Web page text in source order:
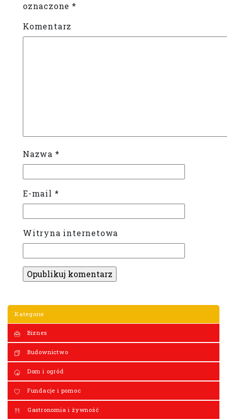
Kategorie
Biznes
Budownictwo
Dom i ogród
Fundacje i pomoc
Gastronomia i żywność
oznaczone*
Komentarz
Nazwa *
E-mail *
Witryna internetowa